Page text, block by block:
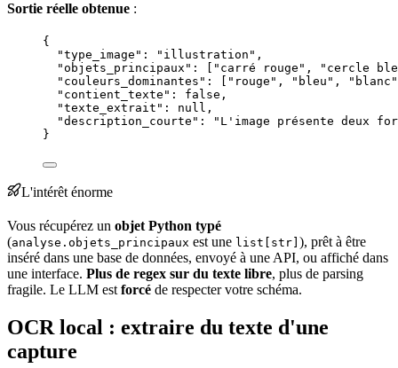
Sortie réelle obtenue :
{
"type_image" : " illustration " ,
"objets_principaux" : [ " carré rouge " , " cercle
"couleurs_dominantes" : [ " rouge " , " bleu " , " blanc "
"contient_texte" : false ,
"texte_extrait" : null ,
"description_courte" : " L'image présente deux
}
L'intérêt énorme
Vous récupérez un objet Python typé
(analyse.objets_principaux est une list[str] ), prêt à être
inséré dans une base de données, envoyé à une API, ou affiché dans
une interface. Plus de regex sur du texte libre, plus de parsing
fragile. Le LLM est forcé de respecter votre schéma.
OCR local : extraire du texte d'une
capture